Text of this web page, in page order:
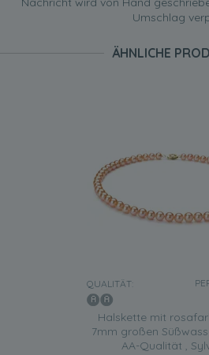
Umschlag
ÄHNLICHE
QUALITÄT:
Halskette mit
7mm großen
AA-Qualität ,